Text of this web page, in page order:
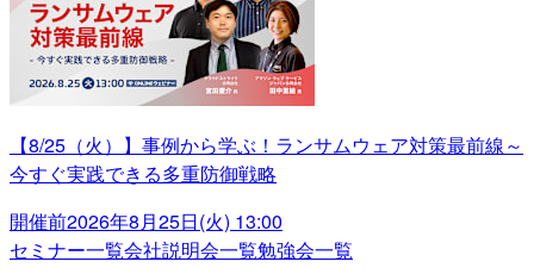
【8/25（火）】事例から学ぶ！ランサムウェア対策最前線～
今すぐ実践できる多重防御戦略
開催前2026年8月25日(火) 13:00
セミナー一覧会社説明会一覧勉強会一覧